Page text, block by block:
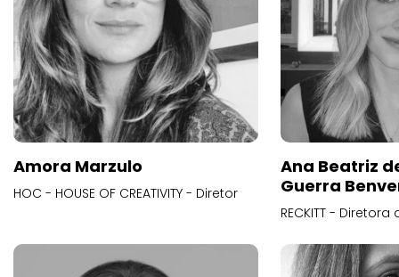
Amora Marzulo
HOC - HOUSE OF CREATIVITY - Diretor
Ana Beatriz
Guerra
RECKITT -